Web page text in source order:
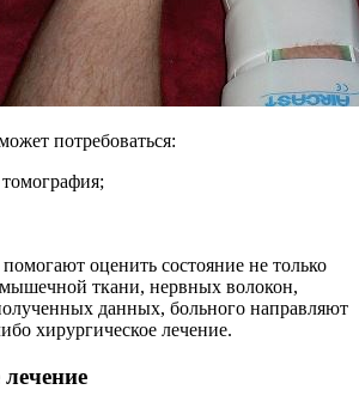
потребоваться:
оценить состояние не только
мышечной ткани, нервных волокон,
данных, больного направляют
хирургическое лечение.